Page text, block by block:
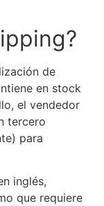
?
de
en stock
el vendedor
tercero
para
inglés,
que requiere